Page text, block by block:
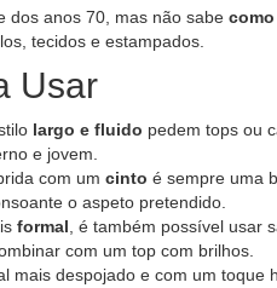
dos anos 70, mas não sabe
tecidos e estampados.
Usar
largo e fluido pedem tops ou
e jovem.
com um cinto é sempre uma
o aspeto pretendido.
formal , é também possível usar
com um top com brilhos.
mais despojado e com um toque